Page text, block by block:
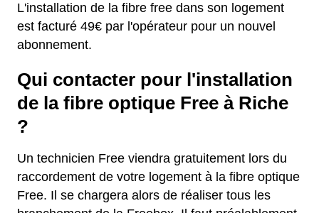
L'installation de la fibre free dans son logement
est facturé 49€ par l'opérateur pour un nouvel
abonnement.
Qui contacter pour l'installation
de la fibre optique Free à Riche
?
Un technicien Free viendra gratuitement lors du
raccordement de votre logement à la fibre optique
Free. Il se chargera alors de réaliser tous les